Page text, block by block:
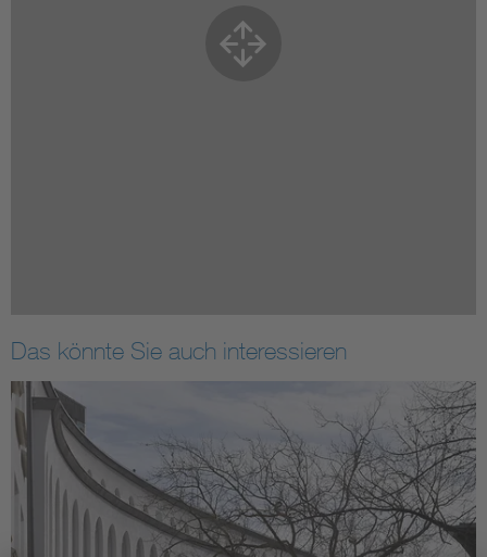
Das könnte Sie auch interessieren